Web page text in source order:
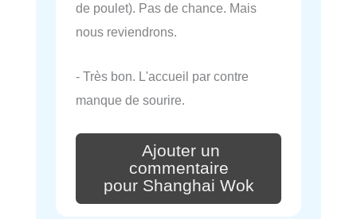
de poulet). Pas de chance. Mais
nous reviendrons.
- Très bon. L'accueil par contre
manque de sourire.
Ajouter un
commentaire
pour Shanghai Wok